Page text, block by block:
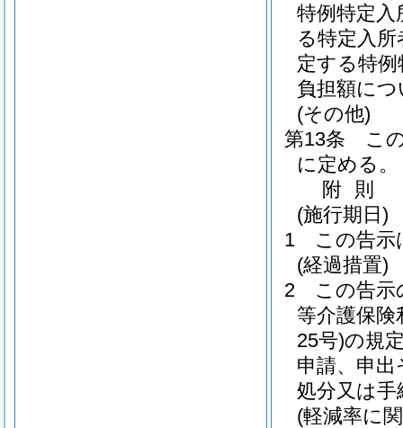
特例特定入
る特定入
定する特
負担額に
(その他)
第13条
こ
に定める。
附 則
(施行期日)
1
この告示
(経過措置)
2
この告示
等介護保険
25号)の規
申請、申
処分又は
(軽減率に